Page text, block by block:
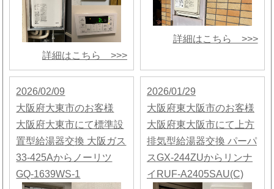
詳細はこちら >>>
詳細はこちら >>>
2026/02/09
大阪府大東市のお客様
大阪府大東市にて標準設
置型給湯器交換 大阪ガス
33-425Aからノーリツ
GQ-1639WS-1
2026/01/29
大阪府東大阪市のお客様
大阪府東大阪市にて上方
排気型給湯器交換 パーパ
スGX-244ZUからリンナ
イRUF-A2405SAU(C)